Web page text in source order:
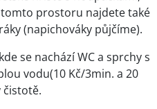
tomto prostoru najdete také
(napichováky půjčíme).
se nachází WC a sprchy s
vodu(10 Kč/3min. a 20
čistotě.